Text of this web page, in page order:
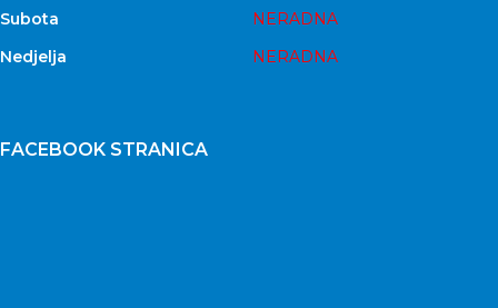
Subota
NERADNA
Nedjelja
NERADNA
FACEBOOK STRANICA